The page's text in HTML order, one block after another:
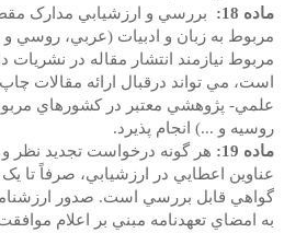
ماده 18:
بررسي و ارزشيابي مدارک
مربوط به زبان و ادبيات (عربي، روسي و
مربوط نيازمند انتشار مقاله در نشريات
است، مي تواند درقبال ارائه مقالات
علمي- پژوهشي معتبر در کشورهاي
روسيه و ...) انجام پذيرد.
ماده 19:
هر گونه درخواست تجديد نظر و
عناوين اعطايي در ارزشيابي، صرفاً تا
گواهي قابل بررسي است. صدور
به امضاي تعهدنامه مبني بر اعلام